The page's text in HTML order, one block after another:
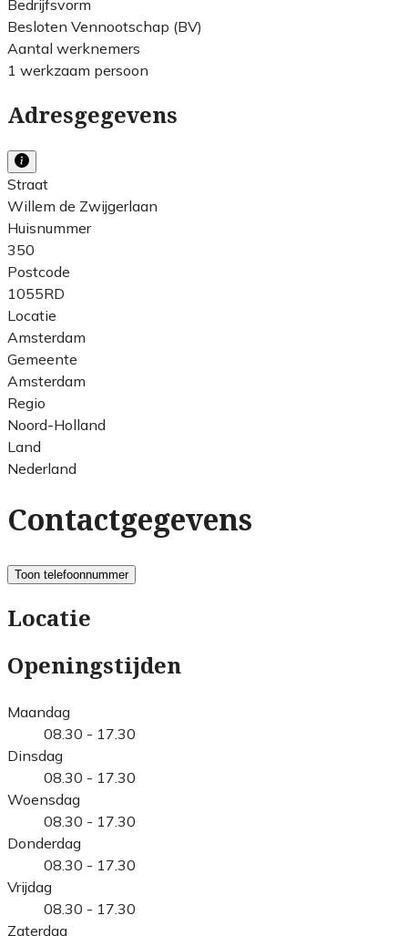
Bedrijfsvorm
Besloten Vennootschap (BV)
Aantal werknemers
1 werkzaam persoon
Adresgegevens
Straat
Willem de Zwijgerlaan
Huisnummer
350
Postcode
1055RD
Locatie
Amsterdam
Gemeente
Amsterdam
Regio
Noord-Holland
Land
Nederland
Contactgegevens
Toon telefoonnummer
Locatie
Openingstijden
Maandag
08.30 - 17.30
Dinsdag
08.30 - 17.30
Woensdag
08.30 - 17.30
Donderdag
08.30 - 17.30
Vrijdag
08.30 - 17.30
Zaterdag